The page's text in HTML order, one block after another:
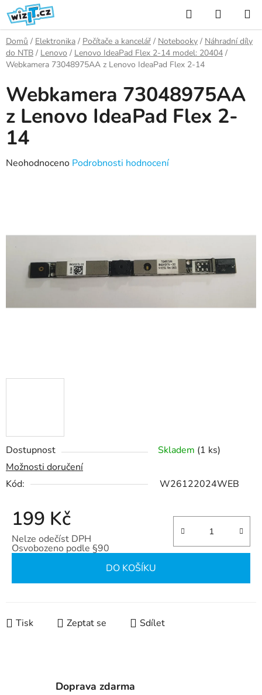
Přejít
na
obsah
Hledat
KOŠÍK
Domů / Elektronika / Počítače a kancelář / Notebooky / Náhradní díly
do NTB / Lenovo / Lenovo IdeaPad Flex 2-14 model: 20404 /
Webkamera 73048975AA z Lenovo IdeaPad Flex 2-14
Dostupnost Skladem (1 ks)
Možnosti doručení
Kód:
W26122024WEB
199 Kč
Nelze odečíst DPH
Osvobozeno podle §90
DO KOŠÍKU
Tisk Zeptat se Sdílet
Webkamera 73048975AA
z Lenovo IdeaPad Flex 2-
14
Průměrné
hvězdiček.
Neohodnoceno Podrobnosti hodnocení
Doprava zdarma